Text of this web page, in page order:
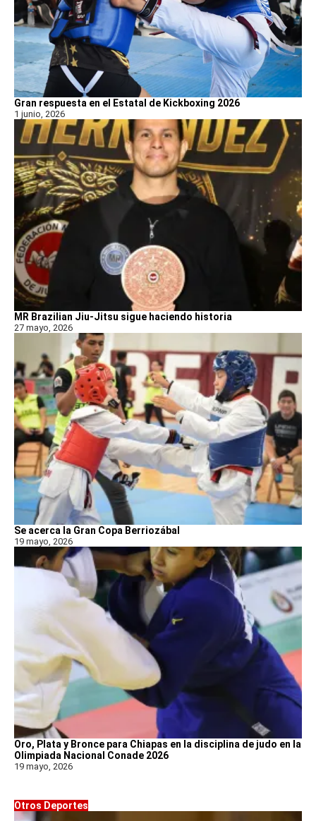
Gran respuesta en el Estatal de Kickboxing 2026
1 junio, 2026
MR Brazilian Jiu-Jitsu sigue haciendo historia
27 mayo, 2026
Se acerca la Gran Copa Berriozábal
19 mayo, 2026
Oro, Plata y Bronce para Chiapas en la disciplina de judo en la
Olimpiada Nacional Conade 2026
19 mayo, 2026
Otros Deportes